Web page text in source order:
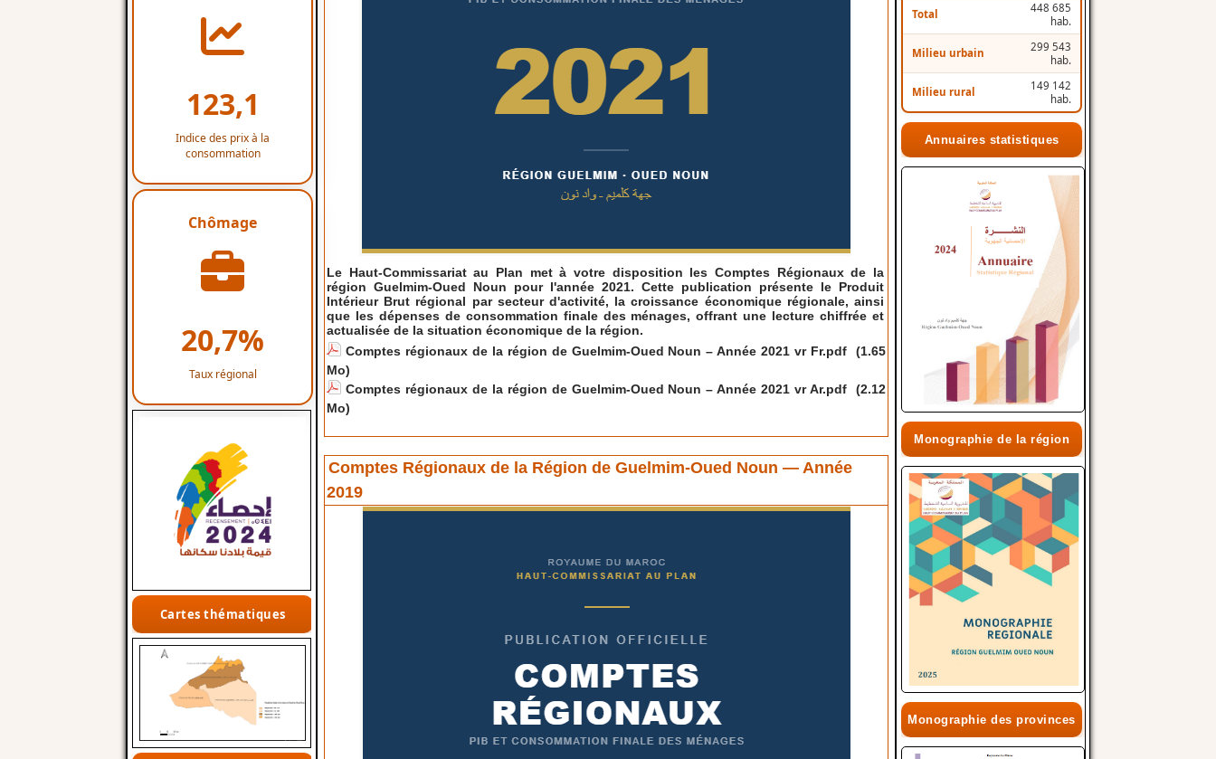
123,1
Indice des prix à la
consommation
Chômage
20,7%
Taux régional
Cartes thématiques
Le Haut-Commissariat au Plan met à votre disposition les Comptes Régionaux de la
région Guelmim-Oued Noun pour l'année 2021. Cette publication présente le Produit
Intérieur Brut régional par secteur d'activité, la croissance économique régionale, ainsi
que les dépenses de consommation finale des ménages, offrant une lecture chiffrée et
actualisée de la situation économique de la région.
Comptes régionaux de la région de Guelmim-Oued Noun – Année 2021 vr Fr.pdf
(1.65
Mo)
Comptes régionaux de la région de Guelmim-Oued Noun – Année 2021 vr Ar.pdf
(2.12
Mo)
Comptes Régionaux de la Région de Guelmim-Oued Noun — Année
2019
Total
448 685
hab.
Milieu urbain
299 543
hab.
Milieu rural
149 142
hab.
Annuaires statistiques
Monographie de la région
Monographie des provinces